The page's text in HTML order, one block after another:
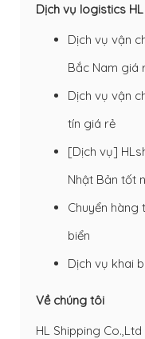
Dịch vụ logistics
Dịch vụ vận
Bắc Nam giá
Dịch vụ vận
tín giá rẻ
[Dịch vụ]
Nhật Bản tốt
Chuyển hàng
biển
Dịch vụ khai
Về chúng tôi
HL Shipping